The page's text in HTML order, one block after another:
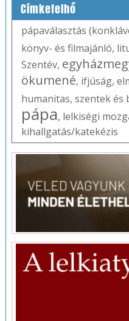
Címkefelhő
pápaválasztás
könyv- és filmajánló,
Szentév,
ökumené, ifjúság,
humanitas, szentek és
pápa, lelkiségi
kihallgatás/katekézis